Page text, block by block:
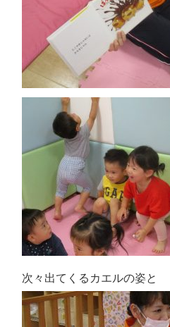
次々出てくるカエルの姿と